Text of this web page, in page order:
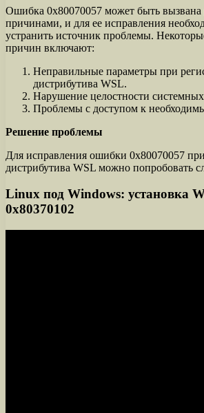
Ошибка 0x80070057 может быть
причинами, и для ее исправления
устранить источник проблемы.
причин включают:
Неправильные параметры при
дистрибутива WSL.
Нарушение целостности
Проблемы с доступом к
Решение проблемы
Для исправления ошибки 0x80070057
дистрибутива WSL можно попробовать
Linux под Windows: установка
0x80370102